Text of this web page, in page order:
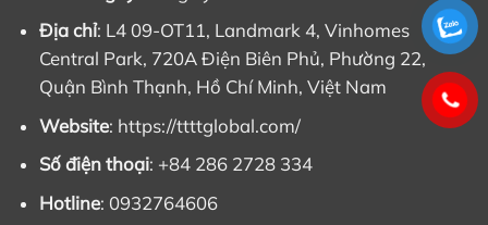
Địa chỉ: L4 09-OT11, Landmark 4, Vinhomes
Central Park, 720A Điện Biên Phủ, Phường 22,
Quận Bình Thạnh, Hồ Chí Minh, Việt Nam
Website: https://ttttglobal.com/
Số điện thoại: +84 286 2728 334
Hotline: 0932764606